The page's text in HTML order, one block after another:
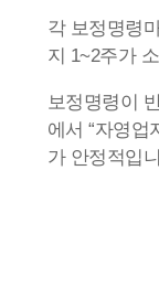
각 보정명령
지 1~2주가
보정명령이
에서 “자영업
가 안정적입